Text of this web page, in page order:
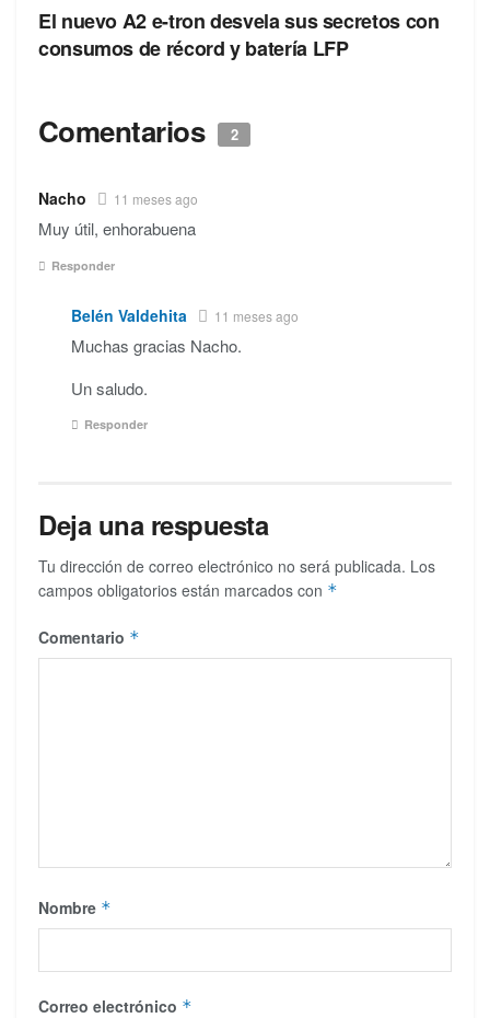
El nuevo A2 e-tron desvela sus secretos con
consumos de récord y batería LFP
Comentarios 2
Nacho 11 meses ago
Muy útil, enhorabuena
Responder
Belén Valdehita 11 meses ago
Muchas gracias Nacho.
Un saludo.
Responder
Deja una respuesta
Tu dirección de correo electrónico no será publicada. Los
campos obligatorios están marcados con *
Comentario *
Nombre *
Correo electrónico *